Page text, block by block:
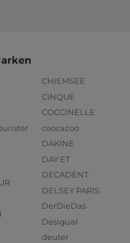
CHIEMSEE
CINQUE
COCCINELLE
coocazoo
DAKINE
DAY ET
DECADENT
DELSEY PARIS
DerDieDas
Desigual
deuter